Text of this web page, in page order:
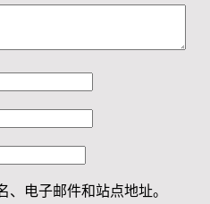
电子邮件和站点地址。